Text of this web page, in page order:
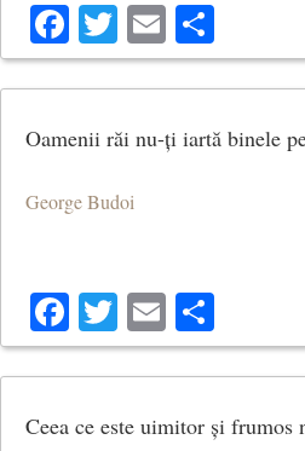
Facebook
Twitter
Email
Oamenii răi nu-ți iartă binele
George Budoi
Facebook
Twitter
Email
Ceea ce este uimitor și frumos